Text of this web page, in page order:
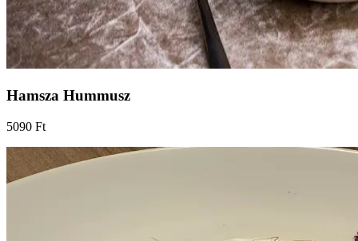
Hamsza Hummusz
5090 Ft